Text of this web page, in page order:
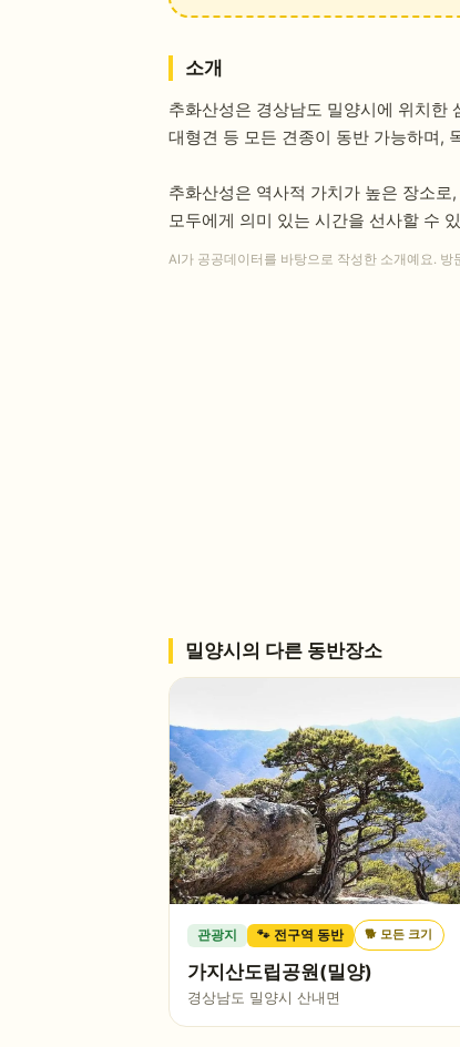
소개
추화산성은 경상남도 밀양시에 위치한
대형견 등 모든 견종이 동반 가능하며,
추화산성은 역사적 가치가 높은 장소
모두에게 의미 있는 시간을 선사할 수
AI가 공공데이터를 바탕으로 작성한 소개예요. 방
밀양시의 다른 동반장소
관광지 🐾 전구역 동반 🐕 모든 크기
가지산도립공원(밀양)
경상남도 밀양시 산내면